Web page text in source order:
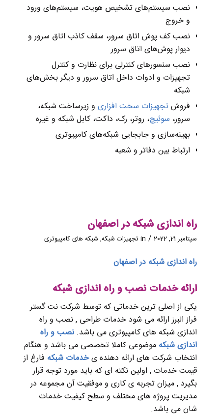
نصب سیستم‌های تشخیص هویت، سیستم‌های ورود
و خروج
نصب کف پوش اتاق سرور، سقف کاذب اتاق سرور و
دیوار پوش‌های اتاق سرور
نصب سنسورهای کنترلی برای نظارت و کنترل
تجهیزات و ادوات داخل اتاق سرور و دیگر بخش‌های
شبکه
فروشتجهیزات سخت افزاری و زیرساخت شبکه،
سرور، سوئیچ، روتر، رک، داکت، کابل شبکه و غیره
بهینه‌سازی و جابجایی شبکه‌های کامپیوتری
ارتباط بین دفاتر و شعبه‌
راه‌ اندازی شبکه در اصفهان
سپتامبر 21, 2022 /
inتجهیزات شبکه, شبکه های کامپیوتری
راه‌ اندازی شبکه در اصفهان
ارائه خدمات نصب و راه اندازی شبکه
یکی از اصلی ترین خدماتی که توسط شرکت نت گستر
فراز البرز ارائه می شود خدمات طراحی , نصب و راه
اندازی شبکه های کامپیوتری می باشد.نصب و راه
اندازی شبکه موضوعی کاملا تخصصی می باشد و هنگام
انتخاب شرکت های ارائه دهنده یخدمات شبکه فارغ از
قیمت خدمات , اولین نکته ای که باید مورد توجه قرار
بگیرد , میزان تجربه ی کاری و موفقیت آن مجموعه در
مدیریت پروژه های مختلف و سطح کیفیت خدمات
شان می باشد.